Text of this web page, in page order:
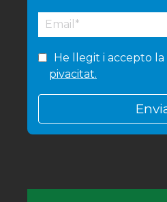
He llegit i accepto la
pivacitat.